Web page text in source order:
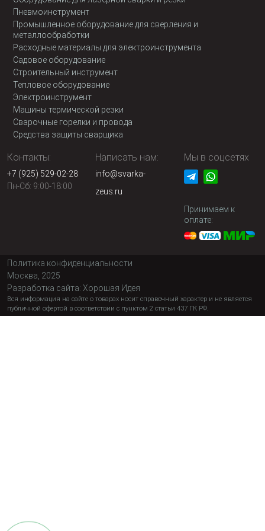
Пневмоинструмент
Промышленное оборудование для сверления и
металлообработки
Расходные материалы для электроинструмента
Садовое оборудование
Строительный инструмент
Тепловое оборудование
Электроинструмент
Машины термической резки
Сварочные горелки и провода
Средства защиты сварщика
Контакты:
+7 (925) 529-02-28
Пн-Сб: 9:00-18:00
Написать нам:
info@svarka-
zeus.ru
Мы в соцсетях
Принимаем к
оплате:
Политика конфиденциальности
Москва, 2025
Разработка сайта: Хорошая Идея
Вся информация на сайте о товарах носит справочный характер и не является
публичной офертой в соответствии с пунктом 2 статьи 437 ГК РФ.